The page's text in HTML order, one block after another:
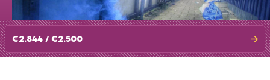
€2.844 / €2.500